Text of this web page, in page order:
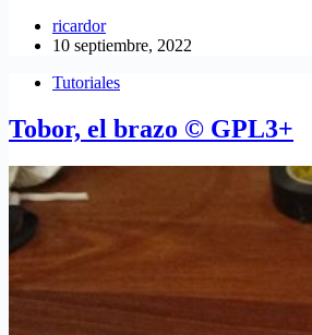
ricardor
10 septiembre, 2022
Tutoriales
Tobor, el brazo © GPL3+